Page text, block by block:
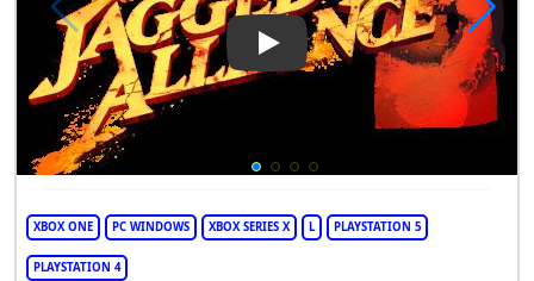
Play Video: Jagged Alliance 3
XBOX ONE PC WINDOWS XBOX SERIES X L PLAYSTATION 5
PLAYSTATION 4